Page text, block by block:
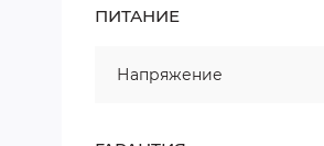
ПИТАНИЕ
Напряжение